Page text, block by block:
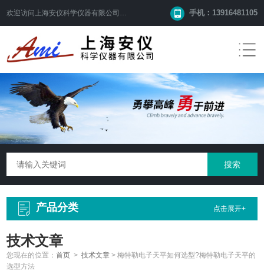
欢迎访问 上海安仪科学仪器有限公司 网站！ 手机：13916481105
产品分类 点击展开+
技术文章
您现在的位置：首页 >技术文章 >梅特勒电子天平如何选型?梅特勒电子天平的
选型方法